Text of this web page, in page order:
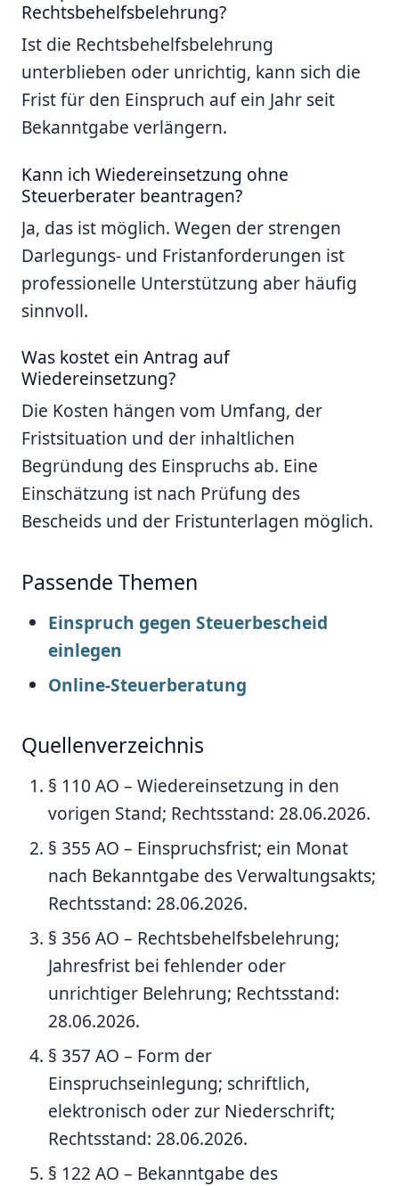
Rechtsbehelfsbelehrung?
Ist die Rechtsbehelfsbelehrung
unterblieben oder unrichtig, kann sich die
Frist für den Einspruch auf ein Jahr seit
Bekanntgabe verlängern.
Kann ich Wiedereinsetzung ohne
Steuerberater beantragen?
Ja, das ist möglich. Wegen der strengen
Darlegungs- und Fristanforderungen ist
professionelle Unterstützung aber häufig
sinnvoll.
Was kostet ein Antrag auf
Wiedereinsetzung?
Die Kosten hängen vom Umfang, der
Fristsituation und der inhaltlichen
Begründung des Einspruchs ab. Eine
Einschätzung ist nach Prüfung des
Bescheids und der Fristunterlagen möglich.
Passende Themen
Einspruch gegen Steuerbescheid
einlegen
Online-Steuerberatung
Quellenverzeichnis
§ 110 AO – Wiedereinsetzung in den
vorigen Stand; Rechtsstand: 28.06.2026.
§ 355 AO – Einspruchsfrist; ein Monat
nach Bekanntgabe des Verwaltungsakts;
Rechtsstand: 28.06.2026.
§ 356 AO – Rechtsbehelfsbelehrung;
Jahresfrist bei fehlender oder
unrichtiger Belehrung; Rechtsstand:
28.06.2026.
§ 357 AO – Form der
Einspruchseinlegung; schriftlich,
elektronisch oder zur Niederschrift;
Rechtsstand: 28.06.2026.
§ 122 AO – Bekanntgabe des